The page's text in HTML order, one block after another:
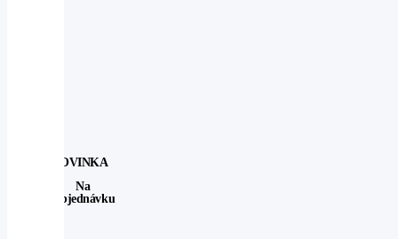
NOVINKA
Na
Objednávku